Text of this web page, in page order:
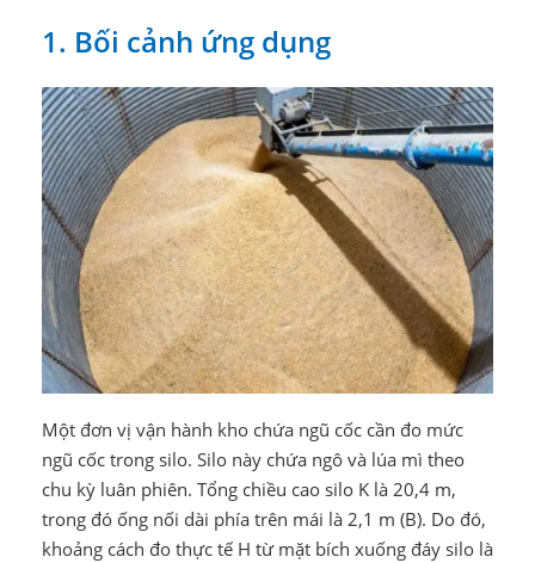
1. Bối cảnh ứng dụng
Một đơn vị vận hành kho chứa ngũ cốc cần đo mức
ngũ cốc trong silo. Silo này chứa ngô và lúa mì theo
chu kỳ luân phiên. Tổng chiều cao silo K là 20,4 m,
trong đó ống nối dài phía trên mái là 2,1 m (B). Do đó,
khoảng cách đo thực tế H từ mặt bích xuống đáy silo là